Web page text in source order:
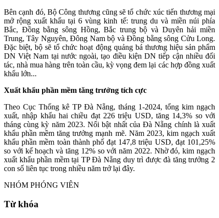
Bên cạnh đó, Bộ Công thương cũng sẽ tổ chức xúc tiến thương mại
mở rộng xuất khẩu tại 6 vùng kinh tế: trung du và miền núi phía
Bắc, Đồng bằng sông Hồng, Bắc trung bộ và Duyên hải miền
Trung, Tây Nguyên, Đông Nam bộ và Đồng bằng sông Cửu Long.
Đặc biệt, bộ sẽ tổ chức hoạt động quảng bá thương hiệu sản phẩm
DN Việt Nam tại nước ngoài, tạo điều kiện DN tiếp cận nhiều đối
tác, nhà mua hàng trên toàn cầu, kỳ vọng đem lại các hợp đồng xuất
khẩu lớn...
Xuất khẩu phần mềm tăng trưởng tích cực
Theo Cục Thống kê TP Đà Nẵng, tháng 1-2024, tổng kim ngạch
xuất, nhập khẩu hai chiều đạt 226 triệu USD, tăng 14,3% so với
tháng cùng kỳ năm 2023. Nổi bật nhất của Đà Nẵng chính là xuất
khẩu phần mềm tăng trưởng mạnh mẽ. Năm 2023, kim ngạch xuất
khẩu phần mềm toàn thành phố đạt 147,8 triệu USD, đạt 101,25%
so với kế hoạch và tăng 12% so với năm 2022. Nhờ đó, kim ngạch
xuất khẩu phần mềm tại TP Đà Nẵng duy trì được đà tăng trưởng 2
con số liên tục trong nhiều năm trở lại đây.
NHÓM PHÓNG VIÊN
Từ khóa